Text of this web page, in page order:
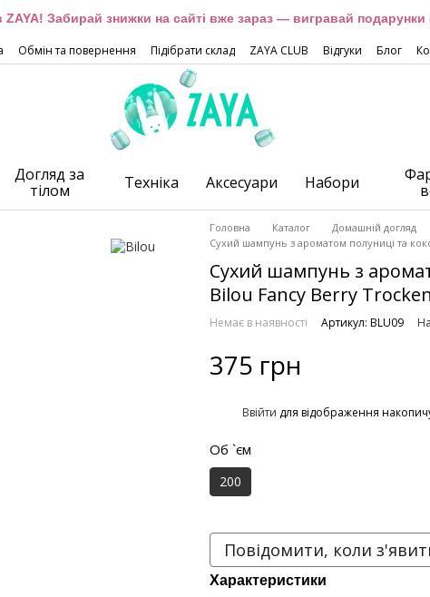
ZAYA! Забирай знижки на сайті вже зараз — вигравай подарунки
Обмін та повернення Підібрати склад ZAYA CLUB Відгуки Блог
Догляд за
тілом
Техніка Аксесуари Набори
Головна Каталог Домашній догляд
Сухий шампунь з ароматом полуниці та
Сухий шампунь з
Bilou Fancy Berry
Немає в наявності Артикул: BLU09
375 грн
Ввійти для відображення
Об `єм
200
Повідомити, коли
Характеристики